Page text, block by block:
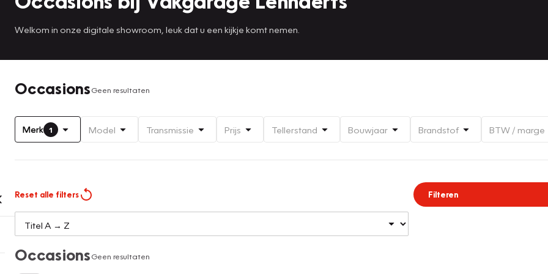
Welkom in onze digitale showroom, leuk dat u een kijkje komt nemen.
OccasionsGeen resultaten
Merk 1 Model Transmissie Prijs Tellerstand Bouwjaar Brandstof BTW / marge
Reset alle filters Filteren
OccasionsGeen resultaten